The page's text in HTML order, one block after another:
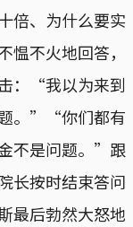
倍、为什么要实
不火地回答，
：“我以为来到
题。”“你们都有
不是问题。”跟
长按时结束答问
最后勃然大怒地